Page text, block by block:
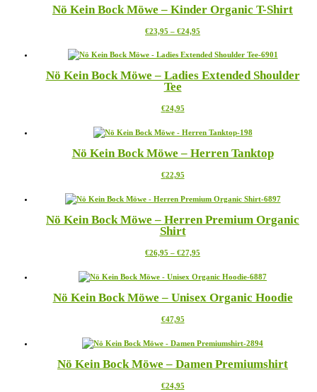
Varianten
Die
können
der
werden
Nö Kein Bock Möwe – Kinder Organic T-Shirt
€23,95 – €24,95
bis
weist
Varianten
auf
Produktseite
Nö Kein Bock Möwe – Ladies Extended Shoulder
Tee
€24,95Dieses
weist
Varianten
Die
können
der
Produktseite
werden
Nö Kein Bock Möwe – Herren Tanktop
€22,95Dieses
weist
Varianten
auf.
Optionen
auf
Produktseite
werden
Nö Kein Bock Möwe – Herren Premium Organic
Shirt
€26,95 – €27,95
bis
weist
Varianten
können
der
Nö Kein Bock Möwe – Unisex Organic Hoodie
€47,95Dieses
weist
Varianten
Die
Nö Kein Bock Möwe – Damen Premiumshirt
€24,95Dieses